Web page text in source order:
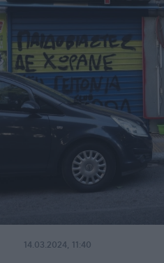
14.03.2024, 11:40